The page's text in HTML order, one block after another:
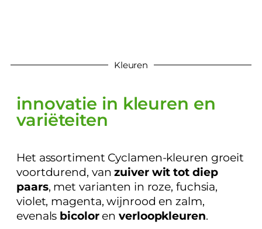
Kleuren
innovatie in kleuren en
variëteiten
Het assortiment Cyclamen-kleuren groeit
voortdurend, vanzuiver wit tot diep
paars, met varianten in roze, fuchsia,
violet, magenta, wijnrood en zalm,
evenals bicolorenverloopkleuren.